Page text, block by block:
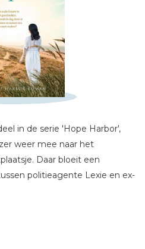
in de serie 'Hope Harbor',
weer mee naar het
Daar bloeit een
politieagente Lexie en ex-
Zij heeft geen tijd voor de